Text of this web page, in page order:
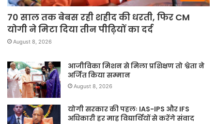
70 साल तक बेबस रही शहीद की धरती, फिर CM
योगी ने मिटा दिया तीन पीढ़ियों का दर्द
August 8, 2026
आजीविका मिशन से मिला प्रशिक्षण तो श्वेता ने
अर्जित किया सम्मान
August 8, 2026
योगी सरकार की पहलः IAS-IPS और IFS
अधिकारी हर माह विद्यार्थियों से करेंगे संवाद